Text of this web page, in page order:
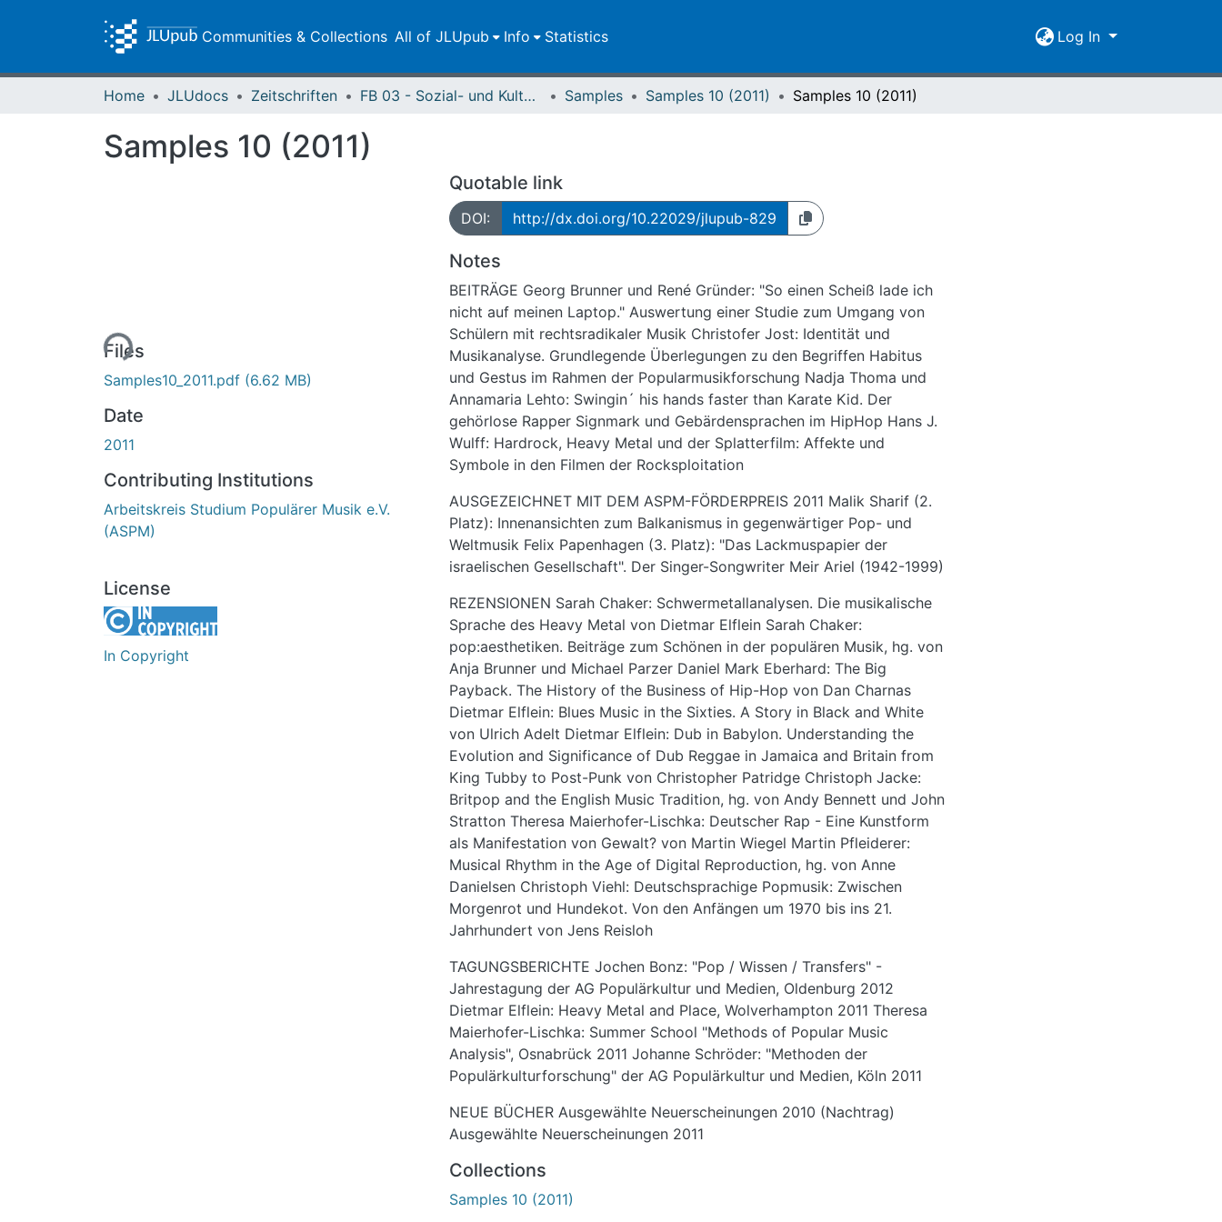
Communities & Collections All of JLUpub Info Statistics Log In
Home JLUdocs Zeitschriften FB 03 - Sozial- und Kulturwissenschaften Samples Samples 10 (2011) Samples 10 (2011)
Samples 10 (2011)
Loading...
Files
Samples10_2011.pdf (6.62 MB)
Date
2011
Contributing Institutions
Arbeitskreis Studium Populärer Musik e.V.
(ASPM)
License
In Copyright
Quotable link
DOI: http://dx.doi.org/10.22029/jlupub-829
Notes
BEITRÄGE Georg Brunner und René Gründer: "So einen Scheiß lade ich
nicht auf meinen Laptop." Auswertung einer Studie zum Umgang von
Schülern mit rechtsradikaler Musik Christofer Jost: Identität und
Musikanalyse. Grundlegende Überlegungen zu den Begriffen Habitus
und Gestus im Rahmen der Popularmusikforschung Nadja Thoma und
Annamaria Lehto: Swingin´ his hands faster than Karate Kid. Der
gehörlose Rapper Signmark und Gebärdensprachen im HipHop Hans J.
Wulff: Hardrock, Heavy Metal und der Splatterfilm: Affekte und
Symbole in den Filmen der Rocksploitation
AUSGEZEICHNET MIT DEM ASPM-FÖRDERPREIS 2011 Malik Sharif (2.
Platz): Innenansichten zum Balkanismus in gegenwärtiger Pop- und
Weltmusik Felix Papenhagen (3. Platz): "Das Lackmuspapier der
israelischen Gesellschaft". Der Singer-Songwriter Meir Ariel (1942-1999)
REZENSIONEN Sarah Chaker: Schwermetallanalysen. Die musikalische
Sprache des Heavy Metal von Dietmar Elflein Sarah Chaker:
pop:aesthetiken. Beiträge zum Schönen in der populären Musik, hg. von
Anja Brunner und Michael Parzer Daniel Mark Eberhard: The Big
Payback. The History of the Business of Hip-Hop von Dan Charnas
Dietmar Elflein: Blues Music in the Sixties. A Story in Black and White
von Ulrich Adelt Dietmar Elflein: Dub in Babylon. Understanding the
Evolution and Significance of Dub Reggae in Jamaica and Britain from
King Tubby to Post-Punk von Christopher Patridge Christoph Jacke:
Britpop and the English Music Tradition, hg. von Andy Bennett und John
Stratton Theresa Maierhofer-Lischka: Deutscher Rap - Eine Kunstform
als Manifestation von Gewalt? von Martin Wiegel Martin Pfleiderer:
Musical Rhythm in the Age of Digital Reproduction, hg. von Anne
Danielsen Christoph Viehl: Deutschsprachige Popmusik: Zwischen
Morgenrot und Hundekot. Von den Anfängen um 1970 bis ins 21.
Jahrhundert von Jens Reisloh
TAGUNGSBERICHTE Jochen Bonz: "Pop / Wissen / Transfers" -
Jahrestagung der AG Populärkultur und Medien, Oldenburg 2012
Dietmar Elflein: Heavy Metal and Place, Wolverhampton 2011 Theresa
Maierhofer-Lischka: Summer School "Methods of Popular Music
Analysis", Osnabrück 2011 Johanne Schröder: "Methoden der
Populärkulturforschung" der AG Populärkultur und Medien, Köln 2011
NEUE BÜCHER Ausgewählte Neuerscheinungen 2010 (Nachtrag)
Ausgewählte Neuerscheinungen 2011
Collections
Samples 10 (2011)